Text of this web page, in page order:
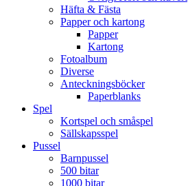
Häfta & Fästa
Papper och kartong
Papper
Kartong
Fotoalbum
Diverse
Anteckningsböcker
Paperblanks
Spel
Kortspel och småspel
Sällskapsspel
Pussel
Barnpussel
500 bitar
1000 bitar